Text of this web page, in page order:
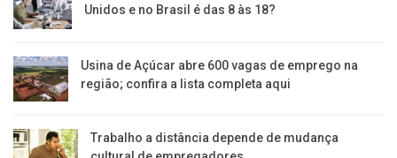
Unidos e no Brasil é das 8 às 18?
Usina de Açúcar abre 600 vagas de emprego na
região; confira a lista completa aqui
Trabalho a distância depende de mudança